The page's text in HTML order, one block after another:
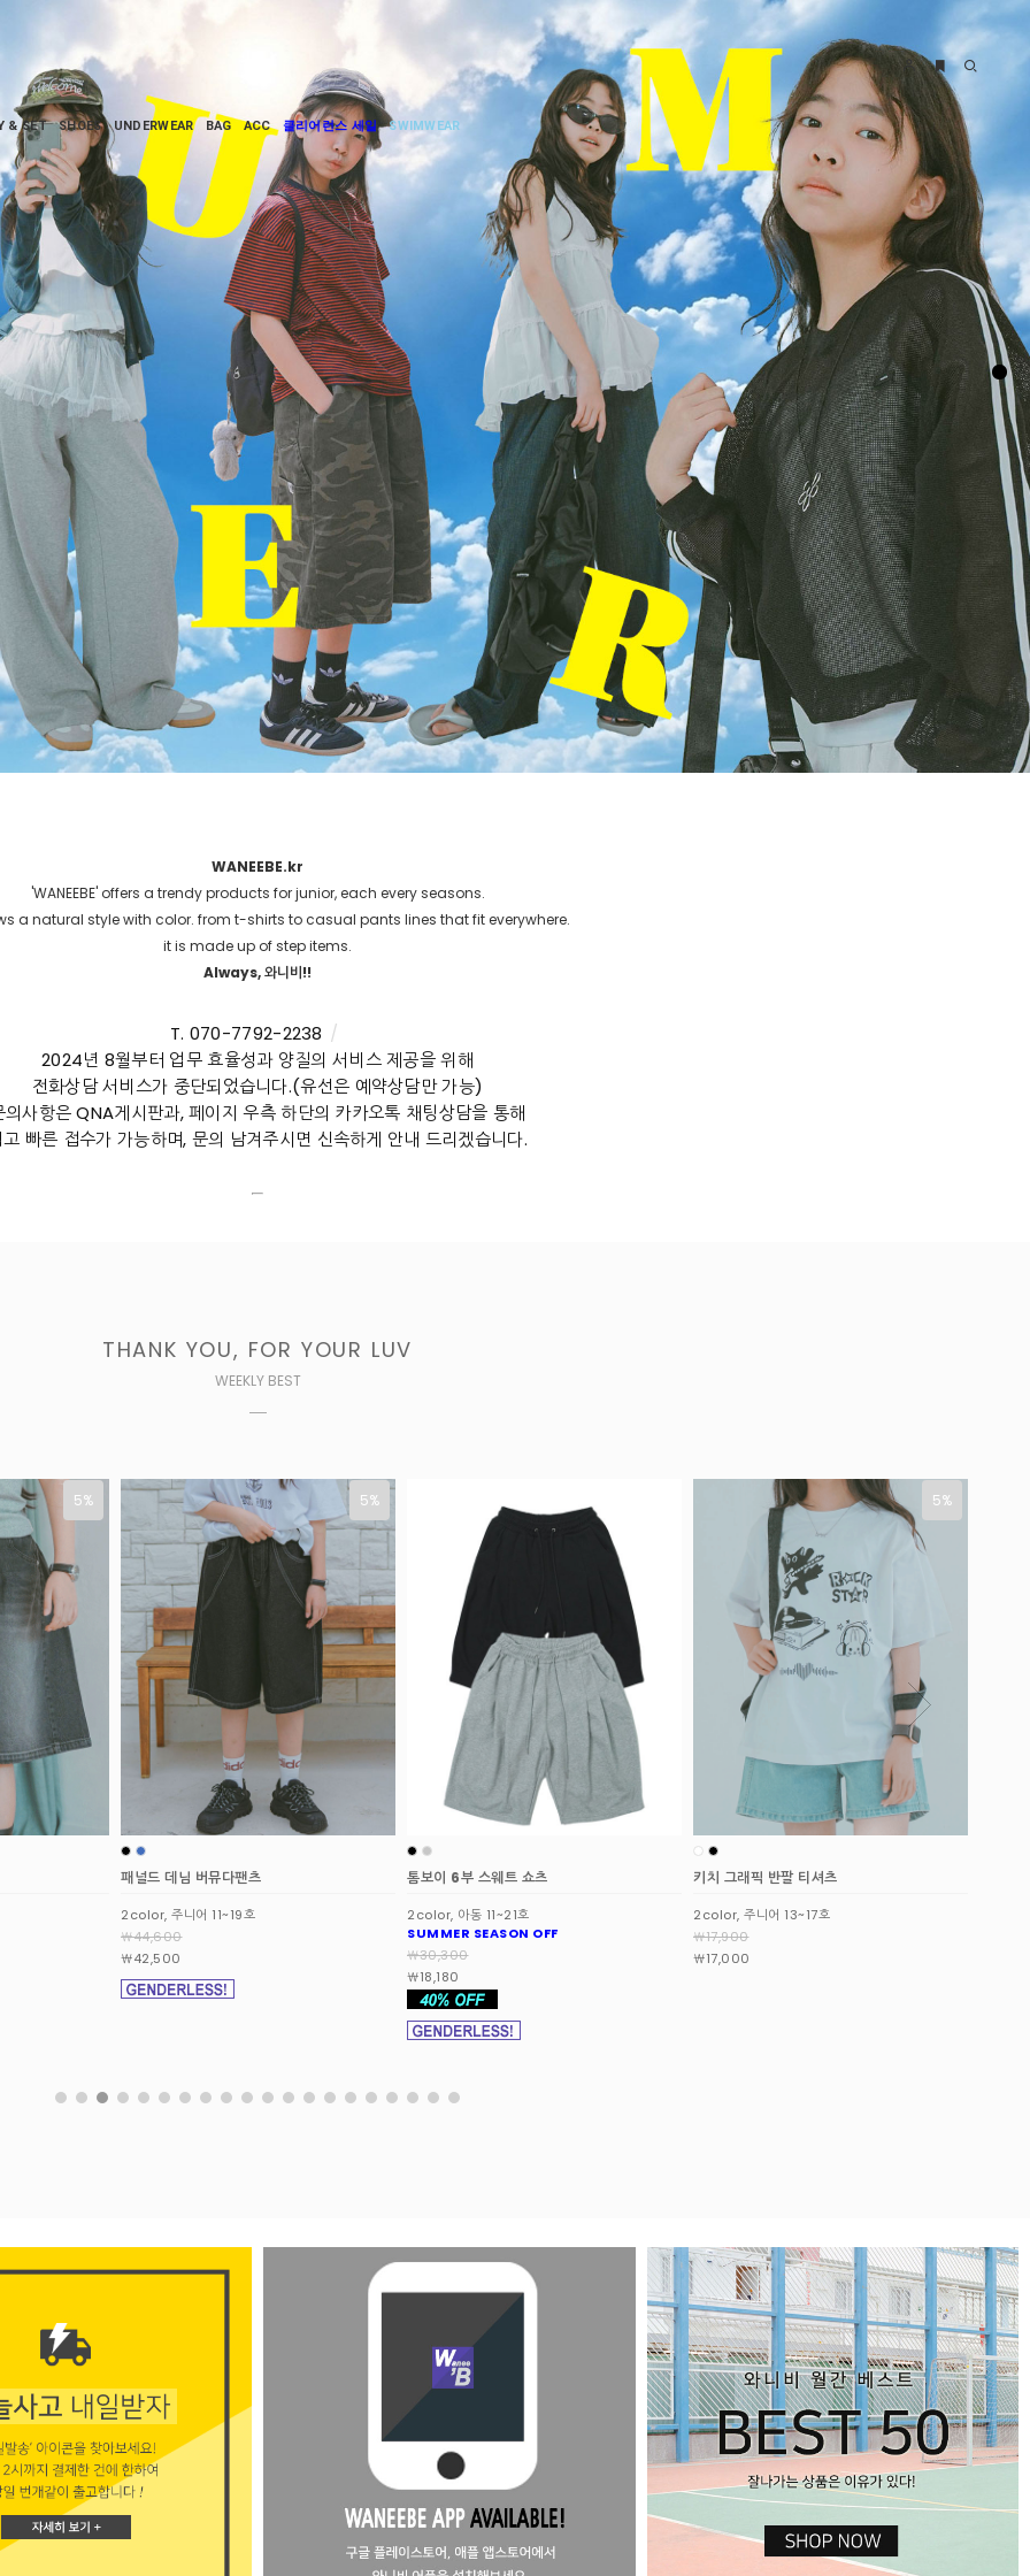
& SET SHOES UNDERWEAR BAG ACC 클리어런스 세일 SWIMWEAR
WANEEBE.kr
'WANEEBE' offers a trendy products for junior, each every seasons.
a natural style with color. from t-shirts to casual pants lines that fit everywhere.
it is made up of step items.
Always, 와니비!!
T. 070-7792-2238 /
2024년 8월부터 업무 효율성과 양질의 서비스 제공을 위해
전화상담 서비스가 중단되었습니다.(유선은 예약상담만 가능)
의사항은 QNA게시판과, 페이지 우측 하단의 카카오톡 채팅상담을 통해
빠른 접수가 가능하며, 문의 남겨주시면 신속하게 안내 드리겠습니다.
THANK YOU, FOR YOUR LUV
WEEKLY BEST
5%
톰보이 6부 스웨트 쇼츠
2color, 아동 11~21호
SUMMER SEASON OFF
￦30,300
￦18,180
키치 그래픽 반팔 티셔츠
2color, 주니어 13~17호
￦17,900
￦17,000
데일리 링거 스트라이프 티셔츠
3color, 주니어 13~17호
￦22,100